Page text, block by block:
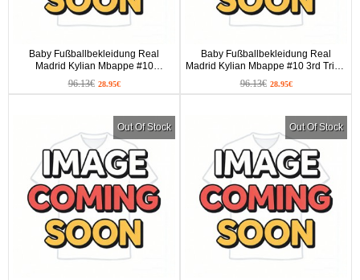
Baby Fußballbekleidung Real
Madrid Kylian Mbappe #10
Auswärtstrikot 2026-27 Kurzarm (+
kurze hosen)
96.13€ 28.95€
Baby Fußballbekleidung Real
Madrid Kylian Mbappe #10 3rd Trikot
2026-27 Kurzarm (+ kurze hosen)
96.13€ 28.95€
Out Of Stock Out Of Stock